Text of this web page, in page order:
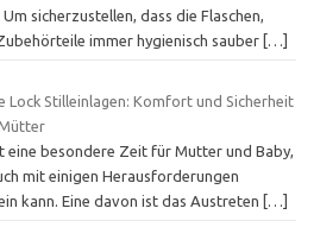
sicherzustellen, dass die Flaschen,
immer hygienisch sauber […]
Lock Stilleinlagen: Komfort und Sicherheit
eine besondere Zeit für Mutter und Baby,
mit einigen Herausforderungen
kann. Eine davon ist das Austreten
[…]